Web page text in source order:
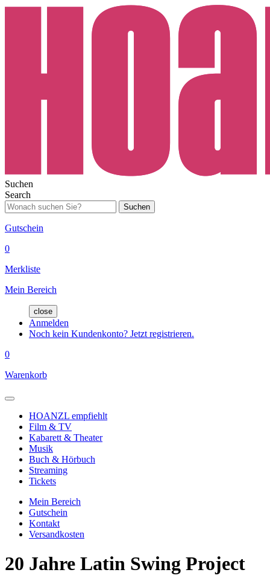
Suchen
Search
Suchen
Gutschein
0
Merkliste
Mein Bereich
close
Anmelden
Noch kein Kundenkonto? Jetzt registrieren.
0
Warenkorb
HOANZL empfiehlt
Film & TV
Kabarett & Theater
Musik
Buch & Hörbuch
Streaming
Tickets
Mein Bereich
Gutschein
Kontakt
Versandkosten
20 Jahre Latin Swing Project